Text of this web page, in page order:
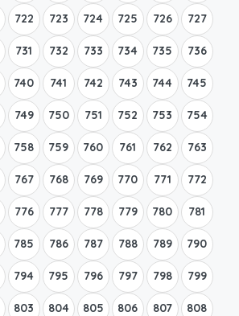
722 723 724 725 726 727
731 732 733 734 735 736
740 741 742 743 744 745
749 750 751 752 753 754
758 759 760 761 762 763
767 768 769 770 771 772
776 777 778 779 780 781
785 786 787 788 789 790
794 795 796 797 798 799
803 804 805 806 807 808